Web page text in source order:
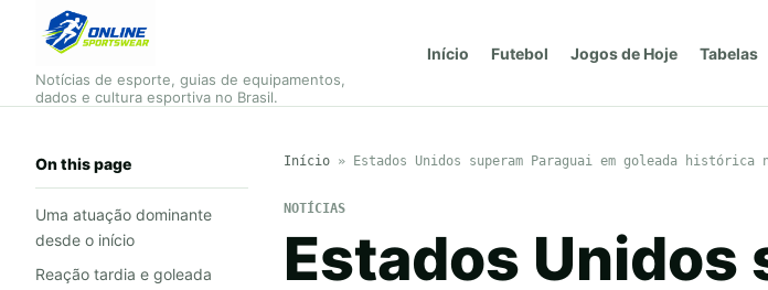
Notícias de esporte, guias de equipamentos,
dados e cultura esportiva no Brasil.
Início Futebol Jogos de Hoje Tabelas
On this page
Uma atuação dominante
desde o início
Reação tardia e goleada
Início» Estados Unidos superam Paraguai em goleada histórica
NOTÍCIAS
Estados Unidos